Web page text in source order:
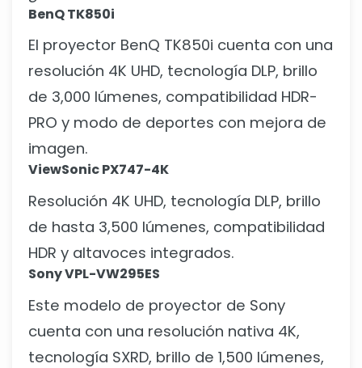
BenQ TK850i
El proyector BenQ TK850i cuenta con una
resolución 4K UHD, tecnología DLP, brillo
de 3,000 lúmenes, compatibilidad HDR-
PRO y modo de deportes con mejora de
imagen.
ViewSonic PX747-4K
Resolución 4K UHD, tecnología DLP, brillo
de hasta 3,500 lúmenes, compatibilidad
HDR y altavoces integrados.
Sony VPL-VW295ES
Este modelo de proyector de Sony
cuenta con una resolución nativa 4K,
tecnología SXRD, brillo de 1,500 lúmenes,